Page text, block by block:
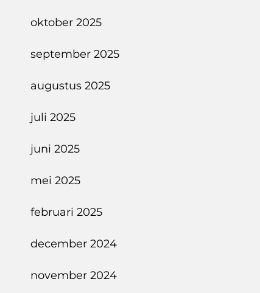
oktober 2025
september 2025
augustus 2025
juli 2025
juni 2025
mei 2025
februari 2025
december 2024
november 2024